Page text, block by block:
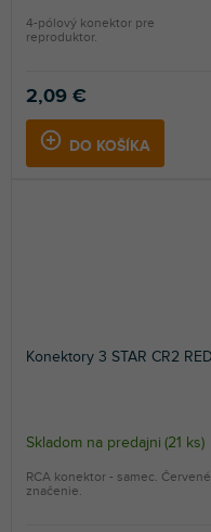
2,09 €
DO KOŠÍKA
4-pólový konektor pre
reproduktor.
Konektory 3 STAR CR2 RED
Skladom na predajni (21 ks)
RCA konektor - samec. Červené
značenie.